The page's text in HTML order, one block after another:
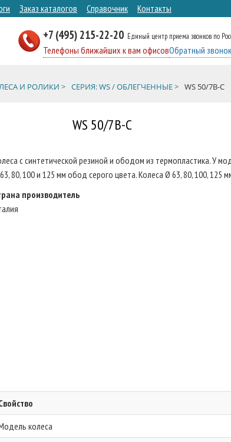
Заказ каталогов Справочник Контакты
+7 (495) 215-22-20 Единый центр приема звонков по
Телефоны ближайших к вам офисовОбратный звонок
И РОЛИКИ > СЕРИЯ: WS / ОБЛЕГЧЕННЫЕ > WS 50/7B-C
WS 50/7B-C
с синтетической резиной и ободом из термопластика. У
80, 100 и 125 мм обод серого цвета. Колеса Ø 63, 80, 100, 125
производитель
колеса